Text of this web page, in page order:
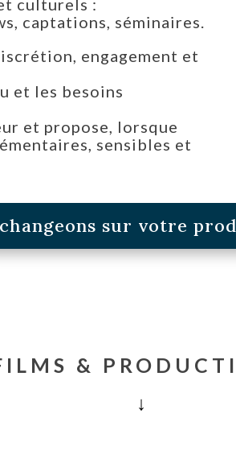
culturels :
captations, séminaires.
engagement et
et les besoins
et propose, lorsque
sensibles et
sur votre
&
↓